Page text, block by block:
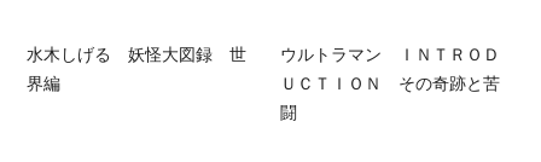
水木しげる 妖怪大図録 世
界編
ウルトラマン ＩＮＴＲＯＤ
ＵＣＴＩＯＮ その奇跡と苦
闘